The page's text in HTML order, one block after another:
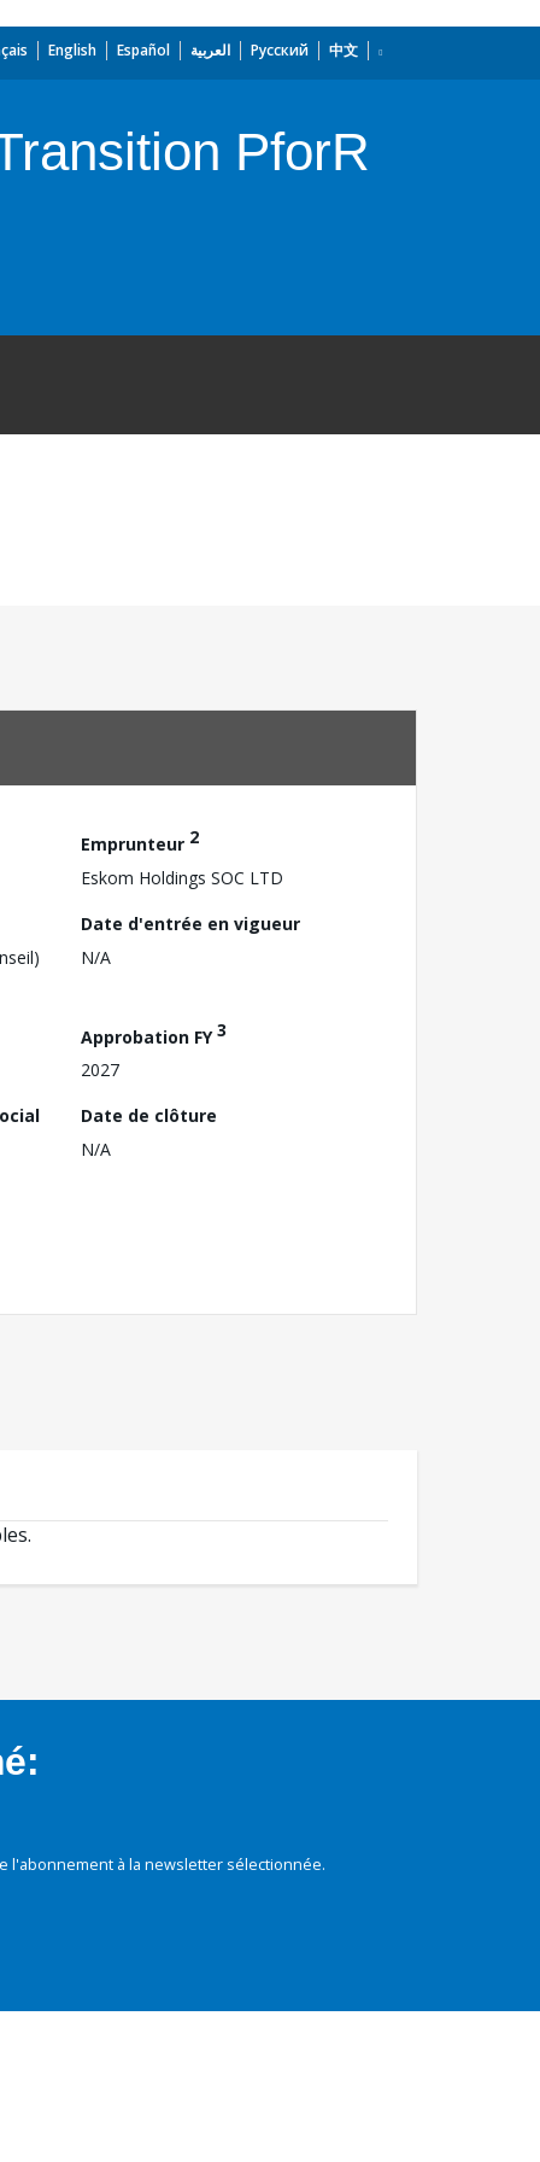
English Español العربية Русский 中文
PforR
Emprunteur 2
Eskom Holdings SOC LTD
Date d'entrée en vigueur
N/A
Approbation FY3
2027
Date de clôture
N/A
à la newsletter sélectionnée.